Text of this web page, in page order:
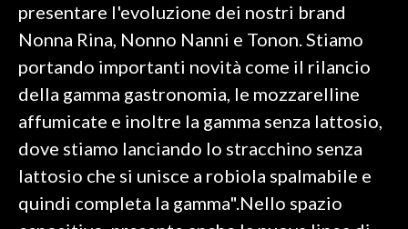
SALUTE
SARDEGNA TURISMO
SARDI NEL MONDO
NOTIZIE
EVENTI
presentare l'evoluzione dei nostri brand
Nonna Rina, Nonno Nanni e Tonon. Stiamo
portando importanti novità come il rilancio
della gamma gastronomia, le mozzarelline
affumicate e inoltre la gamma senza lattosio,
dove stiamo lanciando lo stracchino senza
lattosio che si unisce a robiola spalmabile e
quindi completa la gamma".Nello spazio